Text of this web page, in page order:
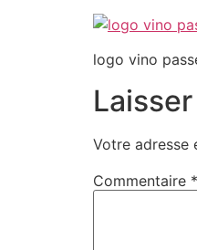
logo vino
Votre adresse
Commentaire *